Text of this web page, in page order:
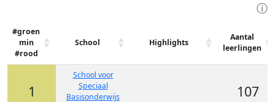
ⓘ
#groen
min
#rood
School Highlights
Aantal
leerlingen
1
School voor
Speciaal
Basisonderwijs
107